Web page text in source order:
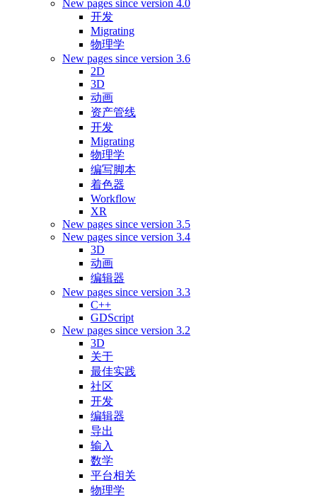
New pages since version 4.0
开发
Migrating
物理学
New pages since version 3.6
2D
3D
动画
资产管线
开发
Migrating
物理学
编写脚本
着色器
Workflow
XR
New pages since version 3.5
New pages since version 3.4
3D
动画
编辑器
New pages since version 3.3
C++
GDScript
New pages since version 3.2
3D
关于
最佳实践
社区
开发
编辑器
导出
输入
数学
平台相关
物理学